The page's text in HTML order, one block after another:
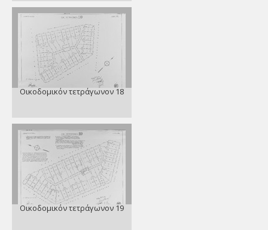
Οικοδομικόν τετράγωνον 18
Οικοδομικόν τετράγωνον 19